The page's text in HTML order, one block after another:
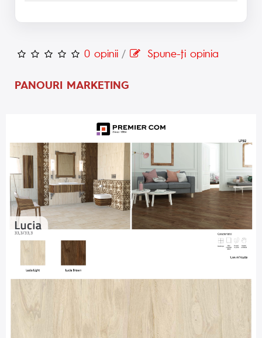
0 opinii / Spune-ţi opinia
PANOURI MARKETING